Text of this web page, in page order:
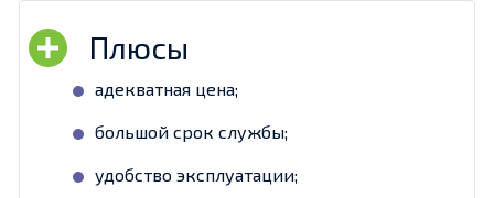
адекватная цена;
большой срок службы;
удобство эксплуатации;